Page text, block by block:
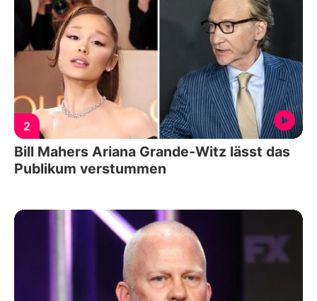
2
Bill Mahers Ariana Grande-Witz lässt das
Publikum verstummen